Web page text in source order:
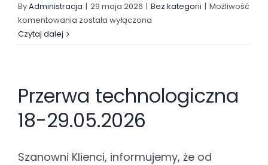
ByAdministracja | 29 maja 2026 | Bez kategorii | Możliwość
komentowania Zawieszamy
saunowe
została wyłączona
Czytaj dalej
Przerwa technologiczna
18-29.05.2026
Szanowni Klienci, informujemy, że od